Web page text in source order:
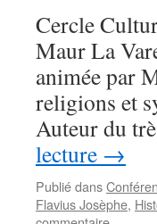
Cercle
Maur La
animée par
religions et
Auteur du
lecture →
Publié dans
Flavius Josèphe,